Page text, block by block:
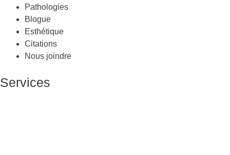
Pathologies
Blogue
Esthétique
Citations
Nous joindre
Services